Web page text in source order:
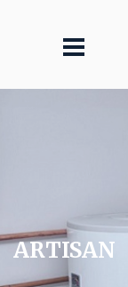
ARTISAN